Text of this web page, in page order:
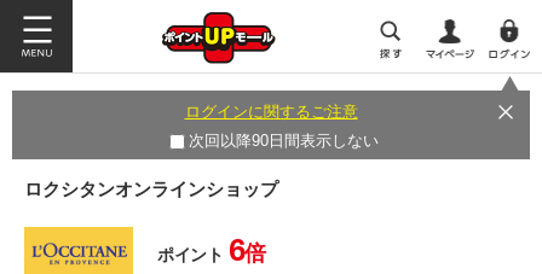
ログインに関するご注意
次回以降90日間表示しない
ロクシタンオンラインショップ
ポイント 6倍